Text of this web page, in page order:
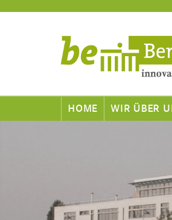
HOME WIR ÜBER
Werte
Unternehmen